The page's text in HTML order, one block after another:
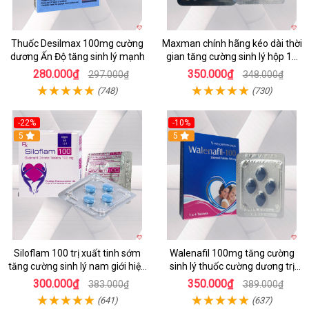
Thuốc Desilmax 100mg cường
dương Ấn Độ tăng sinh lý mạnh
280.000₫ 297.000₫
(748)
Maxman chính hãng kéo dài thời
gian tăng cường sinh lý hộp 10
viên
350.000₫ 348.000₫
(730)
-22%
5
Siloflam 100 trị xuất tinh sớm
tăng cường sinh lý nam giới hiệu
quả
300.000₫ 383.000₫
(641)
-10%
5
Walenafil 100mg tăng cường
sinh lý thuốc cường dương trị
xuất tinh sớm kéo dài
350.000₫ 389.000₫
(637)